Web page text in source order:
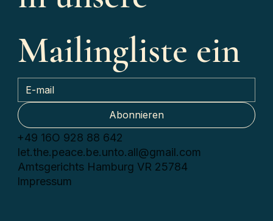
Mailingliste ein
Abonnieren
+49 16О 928 88 642
let.the.peace.be.unto.all@gmail.com
Amtsgerichts Hamburg VR 25784
Impressum